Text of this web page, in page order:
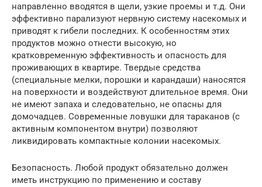
направленно вводятся в щели, узкие проемы и т.д. Они
эффективно парализуют нервную систему насекомых и
приводят к гибели последних. К особенностям этих
продуктов можно отнести высокую, но
кратковременную эффективность и опасность для
проживающих в квартире. Твердые средства
(специальные мелки, порошки и карандаши) наносятся
на поверхности и воздействуют длительное время. Они
не имеют запаха и следовательно, не опасны для
домочадцев. Современные ловушки для тараканов (с
активным компонентом внутри) позволяют
ликвидировать компактные колонии насекомых.
Безопасность. Любой продукт обязательно должен
иметь инструкцию по применению и составу